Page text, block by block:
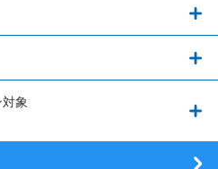
の初期設定方法
象